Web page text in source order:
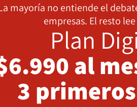
mayoría no entiende el
empresas. El resto
Plan
al
3